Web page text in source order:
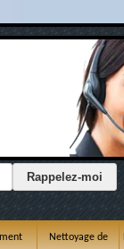
Nettoyage de